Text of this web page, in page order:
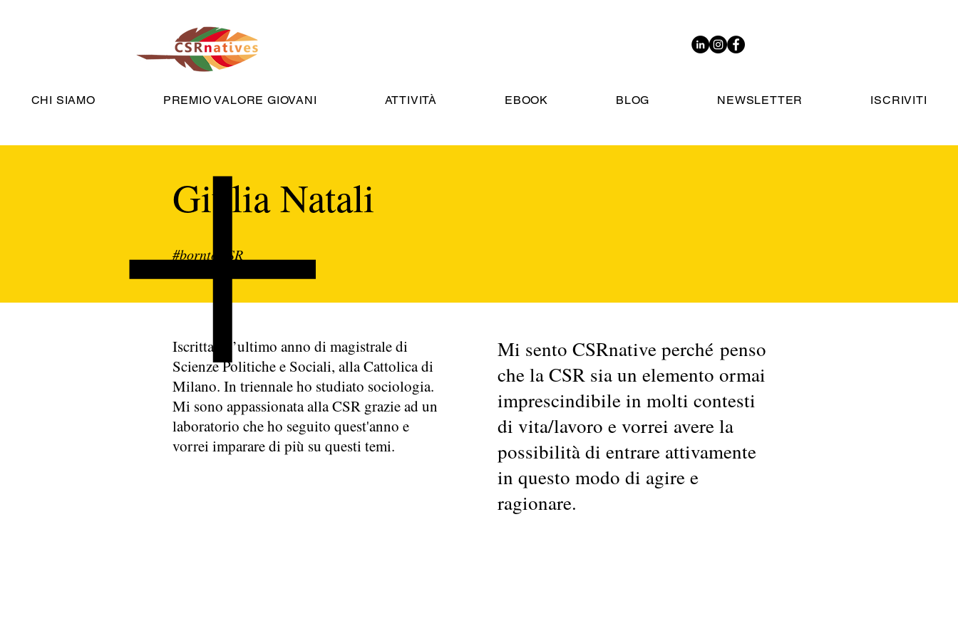
CHI SIAMO PREMIO VALORE GIOVANI ATTIVITÀ EBOOK BLOG NEWSLETTER ISCRIVITI
Giulia Natali
#borntoCSR
Iscritta all’ultimo anno di magistrale di
Scienze Politiche e Sociali, alla Cattolica di
Milano. In triennale ho studiato sociologia.
Mi sono appassionata alla CSR grazie ad un
laboratorio che ho seguito quest'anno e
vorrei imparare di più su questi temi.
Mi sento CSRnative perché penso
che la CSR sia un elemento ormai
imprescindibile in molti contesti
di vita/lavoro e vorrei avere la
possibilità di entrare attivamente
in questo modo di agire e
ragionare.